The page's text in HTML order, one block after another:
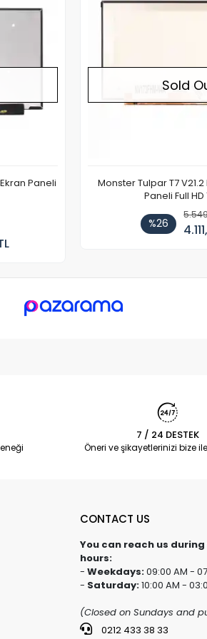
Paneli
Sold
Monster Tulpar T7
Paneli Full HD
%26
7 / 24 DESTEK
Öneri ve şikayetlerinizi bize
CONTACT US
You can reach us
hours:
- Weekdays:09:00 AM -
- Saturday:10:00 AM -
(Closed on Sundays and
0212 433 38 33